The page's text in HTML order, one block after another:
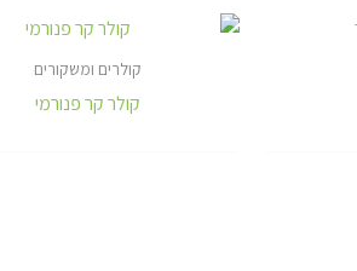
קולרים ומשקורים
קולר קר פנורמי